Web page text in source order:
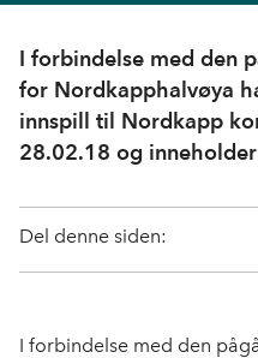
I forbindelse med den
for Nordkapphalvøya
innspill til Nordkapp
28.02.18 og
Del denne siden:
I forbindelse med den